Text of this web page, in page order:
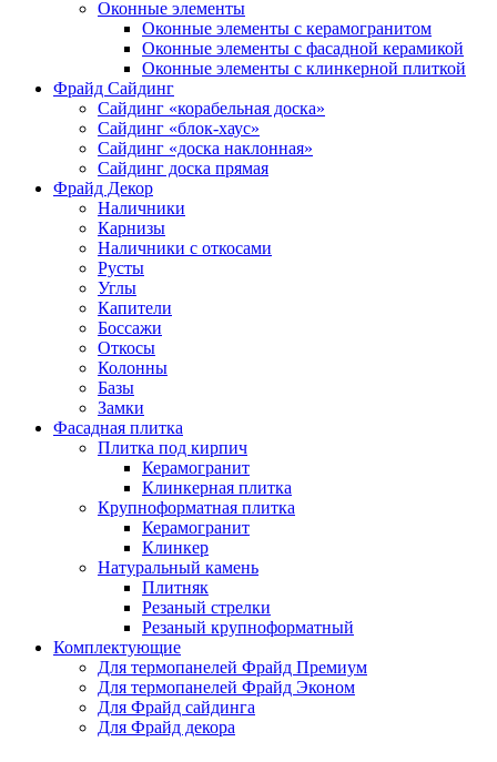
Оконные элементы
Оконные элементы с керамогранитом
Оконные элементы с фасадной керамикой
Оконные элементы с клинкерной плиткой
Фрайд Сайдинг
Сайдинг «корабельная доска»
Сайдинг «блок-хаус»
Сайдинг «доска наклонная»
Сайдинг доска прямая
Фрайд Декор
Наличники
Карнизы
Наличники с откосами
Русты
Углы
Капители
Боссажи
Откосы
Колонны
Базы
Замки
Фасадная плитка
Плитка под кирпич
Керамогранит
Клинкерная плитка
Крупноформатная плитка
Керамогранит
Клинкер
Натуральный камень
Плитняк
Резаный стрелки
Резаный крупноформатный
Комплектующие
Для термопанелей Фрайд Премиум
Для термопанелей Фрайд Эконом
Для Фрайд сайдинга
Для Фрайд декора